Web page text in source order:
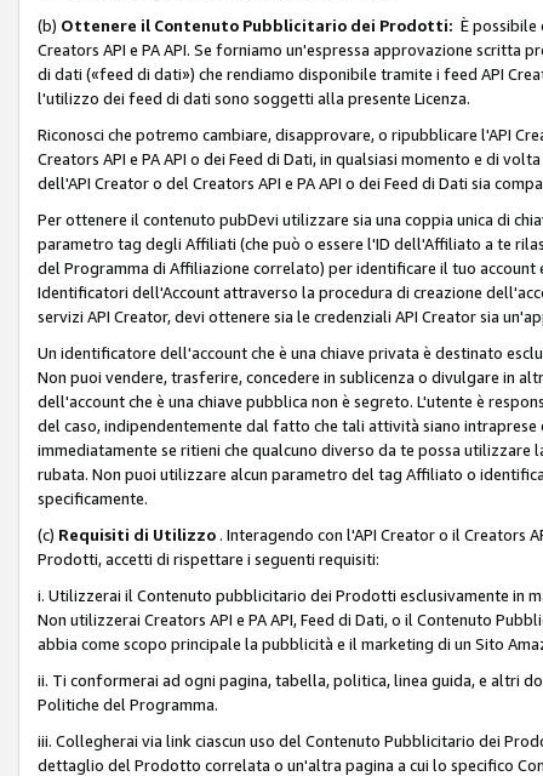
(b) Ottenere il Contenuto Pubblicitario dei Prodotti: È
Creators API e PA API. Se forniamo un'espressa approvazione
di dati («feed di dati») che rendiamo disponibile tramite i feed API
l'utilizzo dei feed di dati sono soggetti alla presente Licenza.
Riconosci che potremo cambiare, disapprovare, o ripubblicare l'API
Creators API e PA API o dei Feed di Dati, in qualsiasi momento e di
dell'API Creator o del Creators API e PA API o dei Feed di Dati sia
Per ottenere il contenuto pubDevi utilizzare sia una coppia unica di
parametro tag degli Affiliati (che può o essere l'ID dell'Affiliato a te
del Programma di Affiliazione correlato) per identificare il tuo account
Identificatori dell'Account attraverso la procedura di creazione
servizi API Creator, devi ottenere sia le credenziali API Creator sia
Un identificatore dell'account che è una chiave privata è destinato
Non puoi vendere, trasferire, concedere in sublicenza o divulgare in
dell'account che è una chiave pubblica non è segreto. L'utente è
del caso, indipendentemente dal fatto che tali attività siano
immediatamente se ritieni che qualcuno diverso da te possa
rubata. Non puoi utilizzare alcun parametro del tag Affiliato o
specificamente.
(c) Requisiti di Utilizzo . Interagendo con l'API Creator o il Creators
Prodotti, accetti di rispettare i seguenti requisiti:
i. Utilizzerai il Contenuto pubblicitario dei Prodotti esclusivamente in
Non utilizzerai Creators API e PA API, Feed di Dati, o il Contenuto
abbia come scopo principale la pubblicità e il marketing di un Sito
ii. Ti conformerai ad ogni pagina, tabella, politica, linea guida, e altri
Politiche del Programma.
iii. Collegherai via link ciascun uso del Contenuto Pubblicitario dei
dettaglio del Prodotto correlata o un'altra pagina a cui lo specifico